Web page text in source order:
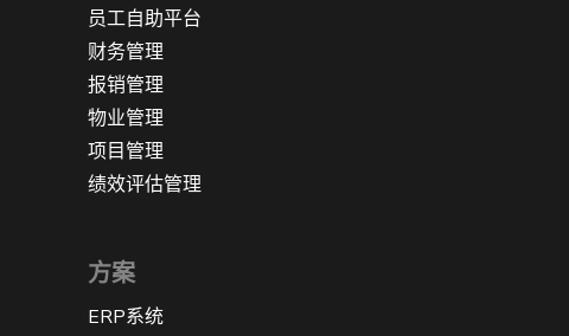
员工自助平台
财务管理
报销管理
物业管理
项目管理
绩效评估管理
方案
ERP系统